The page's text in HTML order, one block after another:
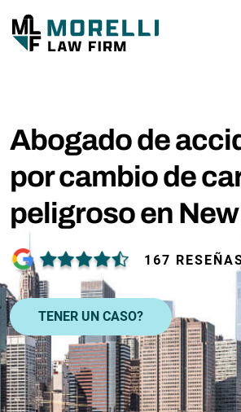
Abogado de
por cambio de
peligroso en
167
TENER UN CASO?